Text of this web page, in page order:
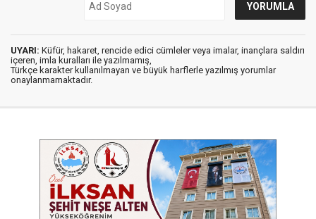
UYARI: Küfür, hakaret, rencide edici cümleler veya imalar, inançlara saldırı
içeren, imla kuralları ile yazılmamış,
Türkçe karakter kullanılmayan ve büyük harflerle yazılmış yorumlar
onaylanmamaktadır.